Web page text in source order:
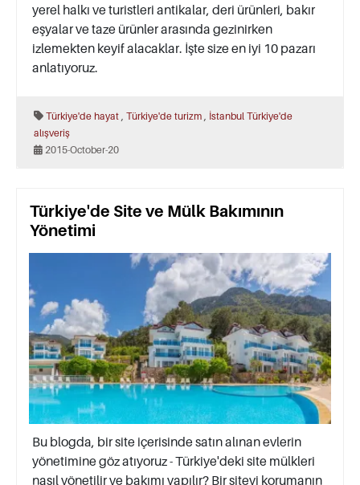
yerel halkı ve turistleri antikalar, deri ürünleri, bakır
eşyalar ve taze ürünler arasında gezinirken
izlemekten keyif alacaklar. İşte size en iyi 10 pazarı
anlatıyoruz.
Türkiye'de hayat Türkiye'de turizm İstanbul Türkiye'de
alışveriş
2015-October-20
Türkiye'de Site ve Mülk Bakımının
Yönetimi
Bu blogda, bir site içerisinde satın alınan evlerin
yönetimine göz atıyoruz - Türkiye'deki site mülkleri
nasıl yönetilir ve bakımı yapılır? Bir siteyi korumanın